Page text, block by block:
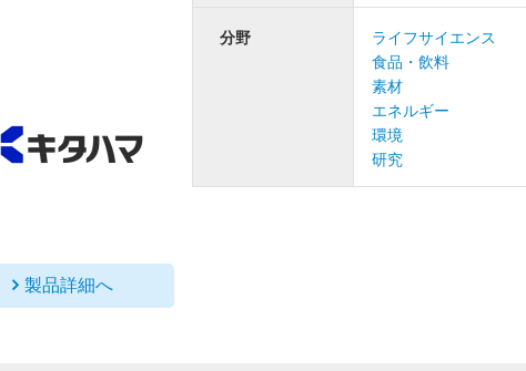
製品詳細へ
分野
ライフサイエンス
食品・飲料
素材
エネルギー
環境
研究